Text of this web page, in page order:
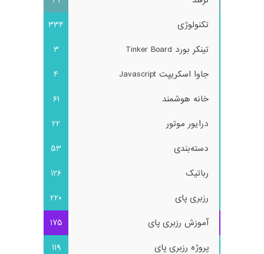
تکنولوژی
334
تینکر بورد Tinker Board
3
جاوا اسکریپت Javascript
4
خانه هوشمند
61
درایور موتور
22
دسته‌بندی
53
رباتیک
126
رزبری پای
220
آموزش رزبری پای
175
پروژه رزبری پای
119